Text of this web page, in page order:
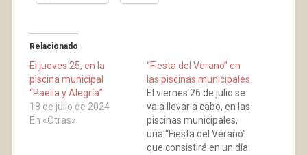
Relacionado
El jueves 25, en la
piscina municipal
“Paella y Alegría”
18 de julio de 2024
En «Otras»
“Fiesta del Verano” en
las piscinas municipales
El viernes 26 de julio se
va a llevar a cabo, en las
piscinas municipales,
una “Fiesta del Verano”
que consistirá en un día